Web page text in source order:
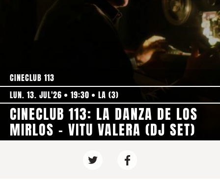
CINECLUB 113
LUN. 13. JUL'26
19:30 LA (3)
CINECLUB 113: LA DANZA DE LOS
MIRLOS - VITU VALERA (DJ SET)